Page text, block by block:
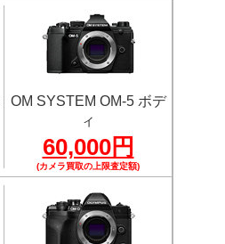
OM SYSTEM OM-5 ボデ
ィ
60,000円
(カメラ買取の上限査定額)